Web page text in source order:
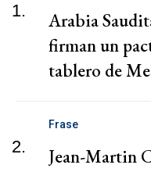
1.
Arabia
firman un
tablero de
2.
Frase
Jean-Martin